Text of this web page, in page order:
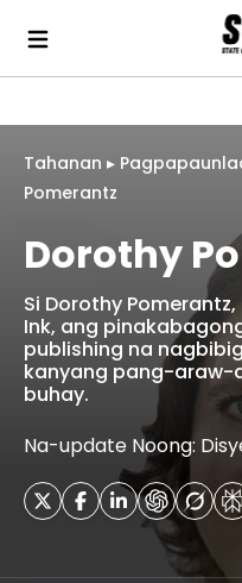
Tahanan ▸
Pomerantz
Dorothy
Si Dorothy
Ink, ang
publishing na
kanyang pang-araw-
buhay.
Na-update Noong: